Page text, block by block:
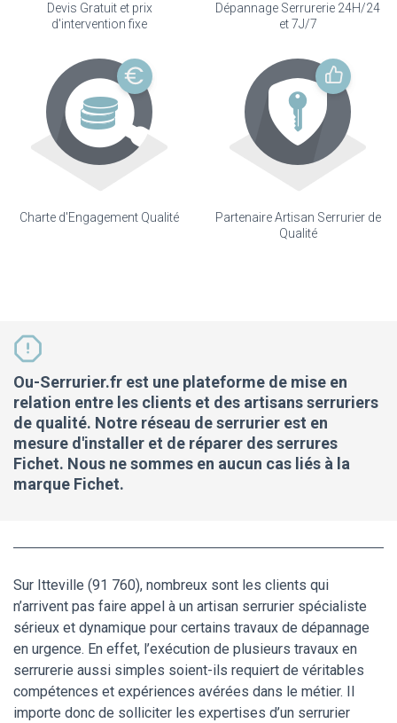
Devis Gratuit et prix
d'intervention fixe
Dépannage Serrurerie 24H/24
et 7J/7
Charte d'Engagement Qualité
Partenaire Artisan Serrurier de
Qualité
Ou-Serrurier.fr est une plateforme de mise en
relation entre les clients et des artisans serruriers
de qualité. Notre réseau de serrurier est en
mesure d'installer et de réparer des serrures
Fichet. Nous ne sommes en aucun cas liés à la
marque Fichet.
Sur Itteville (91 760), nombreux sont les clients qui
n’arrivent pas faire appel à un artisan serrurier spécialiste
sérieux et dynamique pour certains travaux de dépannage
en urgence. En effet, l’exécution de plusieurs travaux en
serrurerie aussi simples soient-ils requiert de véritables
compétences et expériences avérées dans le métier. Il
importe donc de solliciter les expertises d’un serrurier